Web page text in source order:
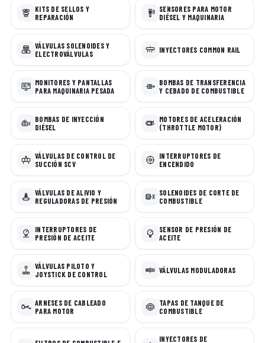
KITS DE SELLOS Y
REPARACIÓN
SENSORES PARA MOTOR
DIÉSEL Y MAQUINARIA
VÁLVULAS SOLENOIDES Y
ELECTROVÁLVULAS
INYECTORES COMMON RAIL
MONITORES Y PANTALLAS
PARA MAQUINARIA PESADA
BOMBAS DE TRANSFERENCIA
Y CEBADO DE COMBUSTIBLE
BOMBAS DE INYECCIÓN
DIÉSEL
MOTORES DE ACELERACIÓN
(THROTTLE MOTOR)
VÁLVULAS DE CONTROL DE
SUCCIÓN SCV
INTERRUPTORES DE
ENCENDIDO
VÁLVULAS DE ALIVIO Y
REGULADORAS DE PRESIÓN
SOLENOIDES DE CORTE DE
COMBUSTIBLE
INTERRUPTORES DE
PRESIÓN DE ACEITE
SENSOR DE PRESIÓN DE
ACEITE
VÁLVULAS PILOTO Y
JOYSTICK DE CONTROL
VÁLVULAS MODULADORAS
ARNESES DE CABLEADO
PARA MOTOR
TAPAS DE TANQUE DE
COMBUSTIBLE
INYECTORES DE